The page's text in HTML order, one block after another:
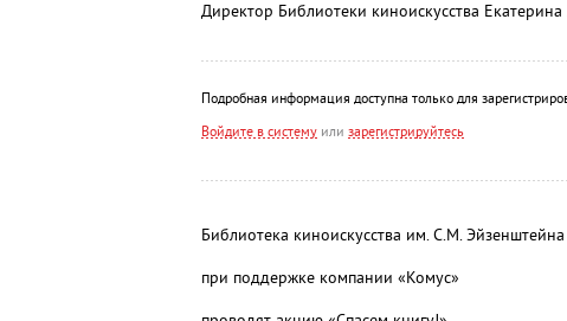
Директор Библиотеки киноискусства Екатерина
Подробная информация доступна только для
Войдите в системуили зарегистрируйтесь
Библиотека киноискусства им. С.М.
при поддержке компании «Комус»